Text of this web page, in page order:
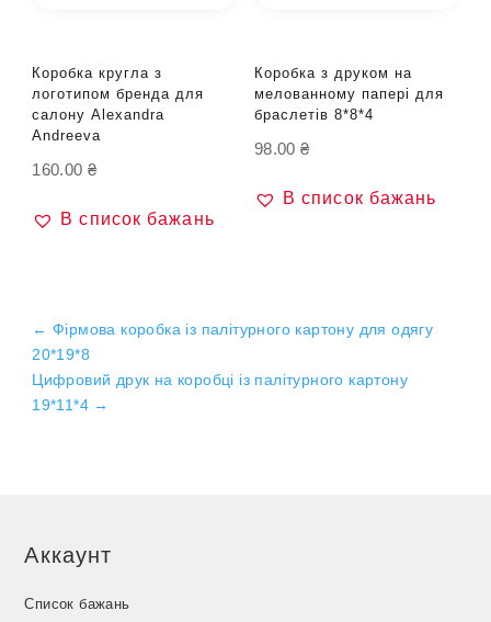
Коробка кругла з
логотипом бренда для
салону Alexandra
Andreeva
160.00 ₴
В список бажань
Коробка з друком на
мелованному папері для
браслетів 8*8*4
98.00₴
В список бажань
← Фірмова коробка із палітурного картону для одягу
20*19*8
Цифровий друк на коробці із палітурного картону
19*11*4→
Аккаунт
Список бажань